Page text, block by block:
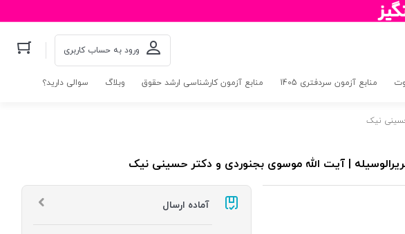
ورود به حساب کاربری
منابع آزمون سردفتری 1405 منابع آزمون کارشناسی ارشد حقوق وبلاگ سوالی دارید؟
نیک
| آیت الله موسوی بجنوردی و دکتر حسینی نیک
آماده ارسال